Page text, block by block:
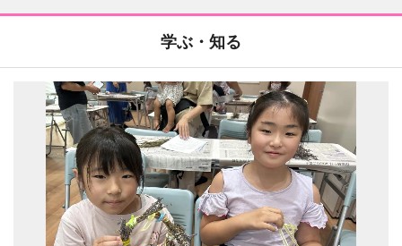
学ぶ・知る